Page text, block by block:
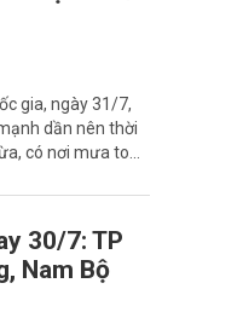
gia, ngày 31/7,
dần nên thời
có nơi mưa to...
30/7: TP
Nam Bộ